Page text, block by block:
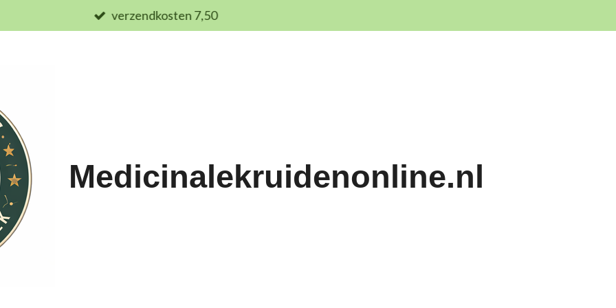
verzendkosten 7,50
Medicinalekruidenonline.nl